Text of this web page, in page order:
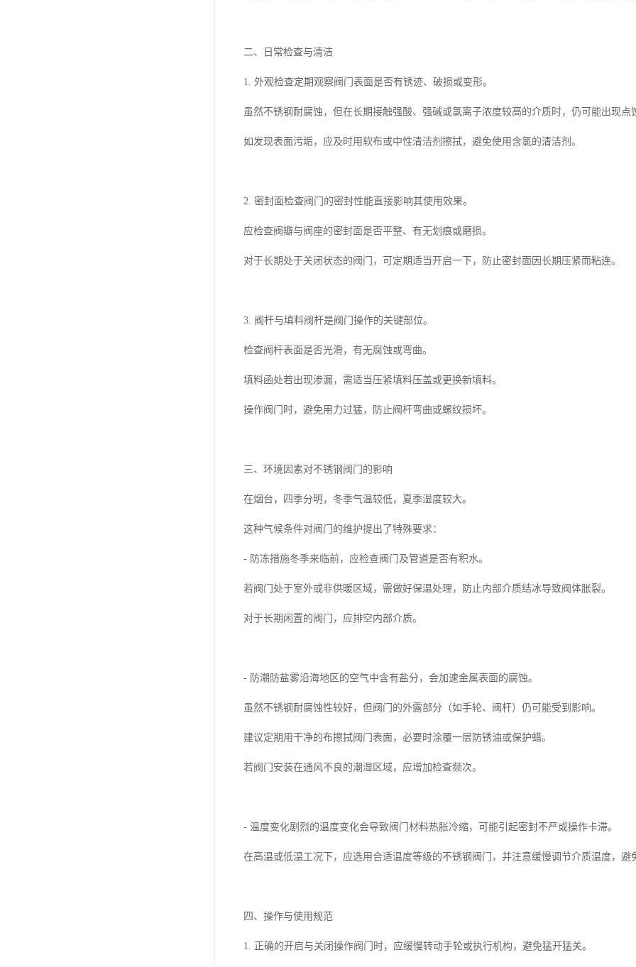
二、日常检查与清洁
1. 外观检查定期观察阀门表面是否有锈迹、破损或变形。
虽然不锈钢耐腐蚀，但在长期接触强酸、强碱或氯离子浓度较高的介质时，仍可能出现点
如发现表面污垢，应及时用软布或中性清洁剂擦拭，避免使用含氯的清洁剂。
2. 密封面检查阀门的密封性能直接影响其使用效果。
应检查阀瓣与阀座的密封面是否平整、有无划痕或磨损。
对于长期处于关闭状态的阀门，可定期适当开启一下，防止密封面因长期压紧而粘连。
3. 阀杆与填料阀杆是阀门操作的关键部位。
检查阀杆表面是否光滑，有无腐蚀或弯曲。
填料函处若出现渗漏，需适当压紧填料压盖或更换新填料。
操作阀门时，避免用力过猛，防止阀杆弯曲或螺纹损坏。
三、环境因素对不锈钢阀门的影响
在烟台，四季分明，冬季气温较低，夏季湿度较大。
这种气候条件对阀门的维护提出了特殊要求：
- 防冻措施冬季来临前，应检查阀门及管道是否有积水。
若阀门处于室外或非供暖区域，需做好保温处理，防止内部介质结冰导致阀体胀裂。
对于长期闲置的阀门，应排空内部介质。
- 防潮防盐雾沿海地区的空气中含有盐分，会加速金属表面的腐蚀。
虽然不锈钢耐腐蚀性较好，但阀门的外露部分（如手轮、阀杆）仍可能受到影响。
建议定期用干净的布擦拭阀门表面，必要时涂覆一层防锈油或保护蜡。
若阀门安装在通风不良的潮湿区域，应增加检查频次。
- 温度变化剧烈的温度变化会导致阀门材料热胀冷缩，可能引起密封不严或操作卡滞。
在高温或低温工况下，应选用合适温度等级的不锈钢阀门，并注意缓慢调节介质温度，避
四、操作与使用规范
1. 正确的开启与关闭操作阀门时，应缓慢转动手轮或执行机构，避免猛开猛关。